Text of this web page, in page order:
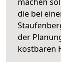
die bei
der
kostbaren